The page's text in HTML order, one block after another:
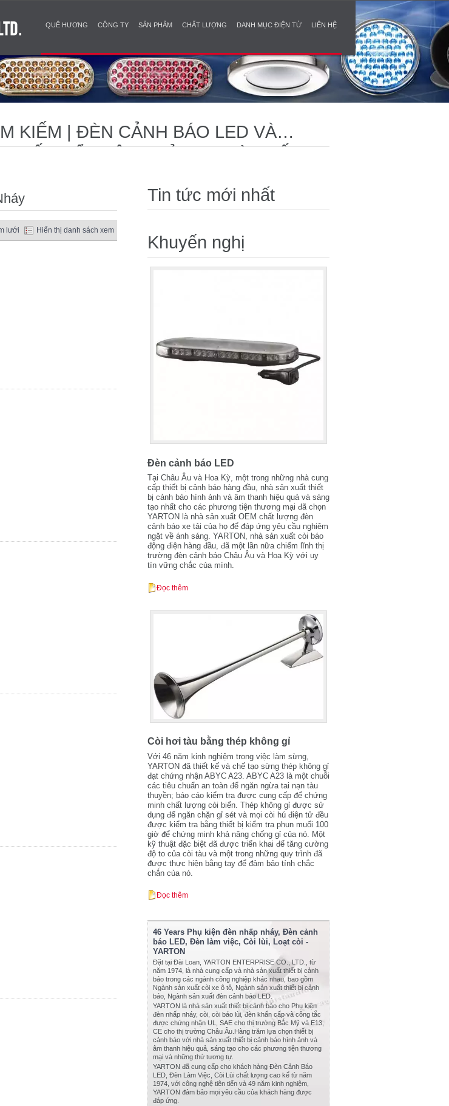
QUÊ HƯƠNG CÔNG TY SẢN PHẨM CHẤT LƯỢNG DANH MỤC ĐIỆN TỬ LIÊN HỆ
KIẾM | ĐÈN CẢNH BÁO LED VÀ
TIẾN ĐỂ TUÂN THỦ AN TOÀN TỐI ƯU
Hiển thị danh sách xem
lưới
Tin tức mới nhất
Khuyến nghị
Đèn cảnh báo LED
Tại Châu Âu và Hoa Kỳ, một trong những nhà cung
cấp thiết bị cảnh báo hàng đầu, nhà sản xuất thiết
bị cảnh báo hình ảnh và âm thanh hiệu quả và sáng
tạo nhất cho các phương tiện thương mại đã chọn
YARTON là nhà sản xuất OEM chất lượng đèn
cảnh báo xe tải của họ để đáp ứng yêu cầu nghiêm
ngặt về ánh sáng. YARTON, nhà sản xuất còi báo
động điện hàng đầu, đã một lần nữa chiếm lĩnh thị
trường đèn cảnh báo Châu Âu và Hoa Kỳ với uy
tín vững chắc của mình.
Đọc thêm
Còi hơi tàu bằng thép không gỉ
Với 46 năm kinh nghiệm trong việc làm sừng,
YARTON đã thiết kế và chế tạo sừng thép không gỉ
đạt chứng nhận ABYC A23. ABYC A23 là một chuỗi
các tiêu chuẩn an toàn để ngăn ngừa tai nạn tàu
thuyền; báo cáo kiểm tra được cung cấp để chứng
minh chất lượng còi biển. Thép không gỉ được sử
dụng để ngăn chặn gỉ sét và mọi còi hú điện tử đều
được kiểm tra bằng thiết bị kiểm tra phun muối 100
giờ để chứng minh khả năng chống gỉ của nó. Một
kỹ thuật đặc biệt đã được triển khai để tăng cường
độ to của còi tàu và một trong những quy trình đã
được thực hiện bằng tay để đảm bảo tính chắc
chắn của nó.
Đọc thêm
46 Years Phụ kiện đèn nhấp nháy, Đèn cảnh
báo LED, Đèn làm việc, Còi lùi, Loạt còi -
YARTON
Đặt tại Đài Loan, YARTON ENTERPRISE CO., LTD., từ
năm 1974, là nhà cung cấp và nhà sản xuất thiết bị cảnh
báo trong các ngành công nghiệp khác nhau, bao gồm
Ngành sản xuất còi xe ô tô, Ngành sản xuất thiết bị cảnh
báo, Ngành sản xuất đèn cảnh báo LED.
YARTON là nhà sản xuất thiết bị cảnh báo cho Phụ kiện
đèn nhấp nháy, còi, còi báo lùi, đèn khẩn cấp và công tắc
được chứng nhận UL, SAE cho thị trường Bắc Mỹ và E13,
CE cho thị trường Châu Âu.Hàng trăm lựa chọn thiết bị
cảnh báo với nhà sản xuất thiết bị cảnh báo hình ảnh và
âm thanh hiệu quả, sáng tạo cho các phương tiện thương
mại và những thứ tương tự.
YARTON đã cung cấp cho khách hàng Đèn Cảnh Báo
LED, Đèn Làm Việc, Còi Lùi chất lượng cao kể từ năm
1974, với công nghệ tiên tiến và 49 năm kinh nghiệm,
YARTON đảm bảo mọi yêu cầu của khách hàng được
đáp ứng.